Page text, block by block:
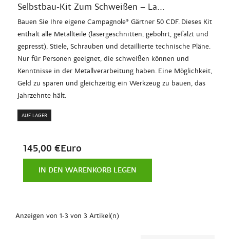
Selbstbau-Kit Zum Schweißen – La...
Bauen Sie Ihre eigene Campagnole® Gärtner 50 CDF. Dieses Kit
enthält alle Metallteile (lasergeschnitten, gebohrt, gefalzt und
gepresst), Stiele, Schrauben und detaillierte technische Pläne.
Nur für Personen geeignet, die schweißen können und
Kenntnisse in der Metallverarbeitung haben. Eine Möglichkeit,
Geld zu sparen und gleichzeitig ein Werkzeug zu bauen, das
Jahrzehnte hält.
AUF LAGER
145,00 €Euro
IN DEN WARENKORB LEGEN
Anzeigen von 1-3 von 3 Artikel(n)